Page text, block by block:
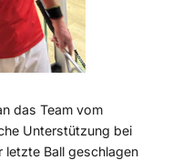
das Team vom
Unterstützung bei
letzte Ball geschlagen